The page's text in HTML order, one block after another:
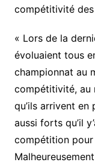
compétitivité
« Lors de la
évoluaient tous
championnat au
compétitivité, au
qu’ils arrivent en
aussi forts qu’il
compétition pour